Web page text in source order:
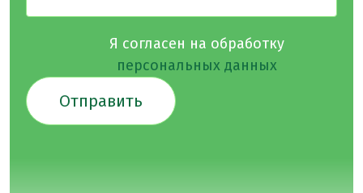
Я согласен на обработку
персональных данных